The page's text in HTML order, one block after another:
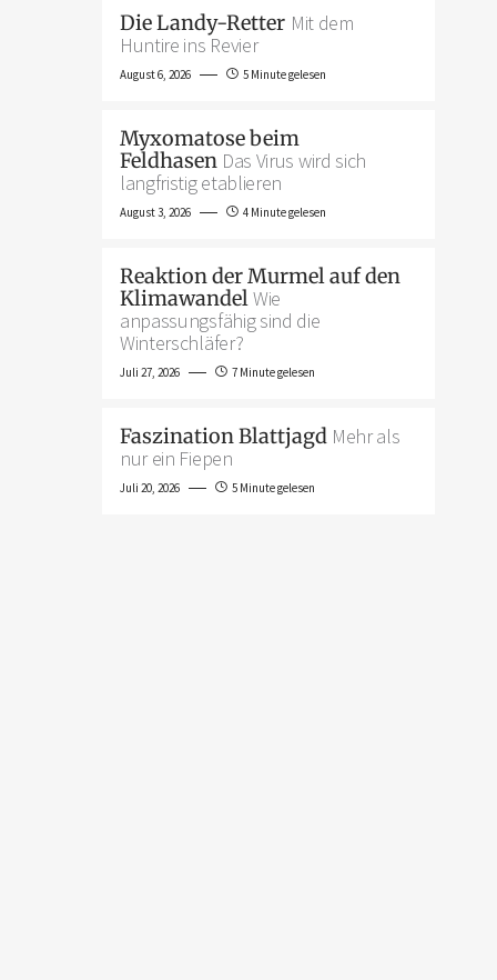
Die Landy-Retter Mit dem
Huntire ins Revier
August 6, 2026 5 Minute gelesen
Myxomatose beim
Feldhasen Das Virus wird sich
langfristig etablieren
August 3, 2026 4 Minute gelesen
Reaktion der Murmel auf den
KlimawandelWie
anpassungsfähig sind die
Winterschläfer?
Juli 27, 2026 7 Minute gelesen
Faszination Blattjagd Mehr als
nur ein Fiepen
Juli 20, 2026 5 Minute gelesen